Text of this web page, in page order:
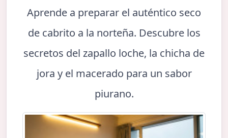
Aprende a preparar el auténtico seco
de cabrito a la norteña. Descubre los
secretos del zapallo loche, la chicha de
jora y el macerado para un sabor
piurano.